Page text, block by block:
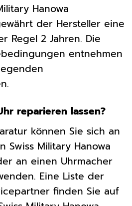
Hanowa
der Hersteller eine
Regel 2 Jahren. Die
entnehmen
reparieren lassen?
können Sie sich an
Swiss Military Hanowa
an einen Uhrmacher
Eine Liste der
finden Sie auf